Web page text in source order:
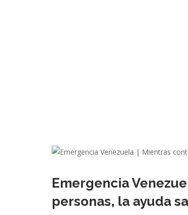
Emergencia
personas, la ayuda